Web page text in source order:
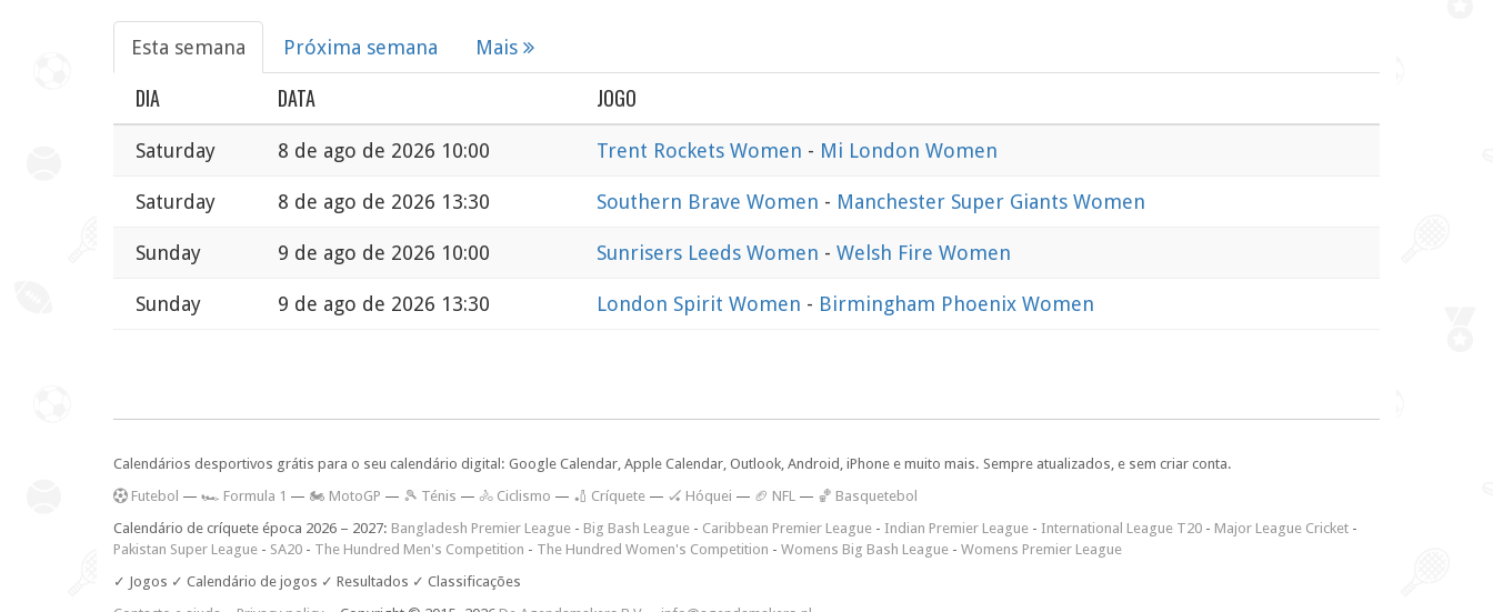
Esta semana Próxima semana Mais
DIA DATA JOGO
Saturday 8 de ago de 2026 10:00 Trent Rockets Women - Mi London Women
Saturday 8 de ago de 2026 13:30 Southern Brave Women - Manchester Super Giants Women
Sunday 9 de ago de 2026 10:00 Sunrisers Leeds Women - Welsh Fire Women
Sunday 9 de ago de 2026 13:30 London Spirit Women - Birmingham Phoenix Women
Calendários desportivos grátis para o seu calendário digital: Google Calendar, Apple Calendar, Outlook, Android, iPhone e muito mais. Sempre atualizados, e sem criar conta.
Futebol — 🏎️ Formula 1 — 🏍 MotoGP — 🎾 Ténis — 🚴 Ciclismo — 🏏 Críquete — 🏑 Hóquei — 🏈 NFL — 🏀 Basquetebol
Calendário de críquete época 2026 – 2027: Bangladesh Premier League - Big Bash League - Caribbean Premier League - Indian Premier League - International League T20 - Major League Cricket -
Pakistan Super League - SA20 - The Hundred Men's Competition - The Hundred Women's Competition - Womens Big Bash League - Womens Premier League
✓ Jogos ✓ Calendário de jogos ✓ Resultados ✓ Classificações